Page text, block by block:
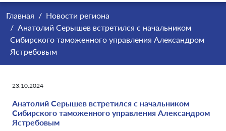
Главная
Новости региона
Анатолий Серышев встретился с начальником
Сибирского таможенного управления Александром
Ястребовым
23.10.2024
Анатолий Серышев встретился с начальником
Сибирского таможенного управления Александром
Ястребовым